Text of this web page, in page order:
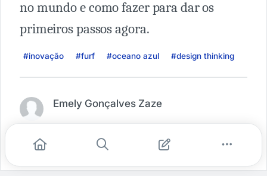
no mundo e como fazer para dar os
primeiros passos agora.
#inovação #furf #oceano azul #design thinking
Emely Gonçalves Zaze
Denunciar publicação